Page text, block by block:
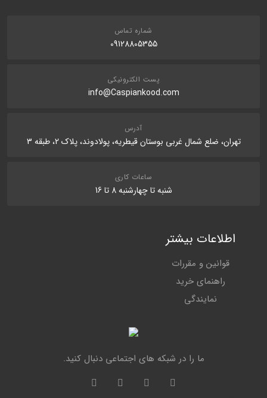
شماره تماس
09128805355
پست الکترونیکی
info@Caspiankood.com
آدرس
تهران، ضلع شمال غربی بوستان قیطریه، پولادوند، پلاک 2، طبقه 3
ساعات کاری
شنبه تا چهارشنبه 8 تا 16
اطلاعات بیشتر
قوانین و مقررات
راهنمای خرید
نمایندگی
ما را در شبکه های اجتماعی دنبال کنید.